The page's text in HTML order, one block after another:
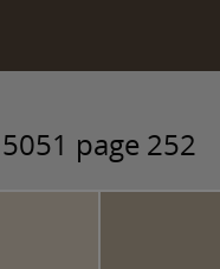
page 252